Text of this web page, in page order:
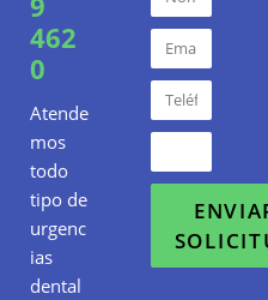
462
0
Atende
mos
todo
tipo de
urgenc
ias
dental